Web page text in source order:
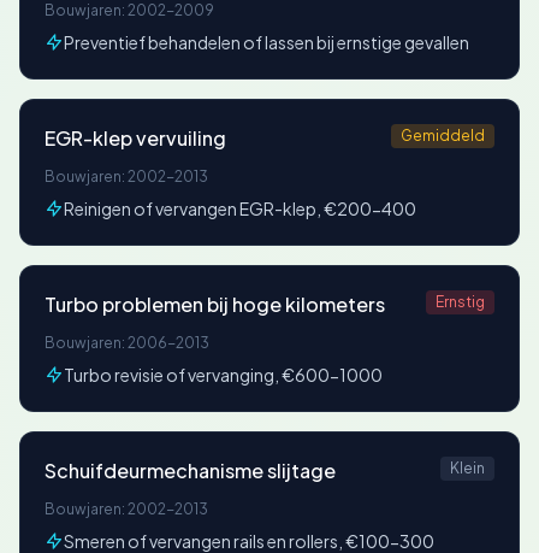
Bouwjaren: 2002-2009
Preventief behandelen of lassen bij ernstige gevallen
EGR-klep vervuiling Gemiddeld
Bouwjaren: 2002-2013
Reinigen of vervangen EGR-klep, €200-400
Turbo problemen bij hoge kilometers Ernstig
Bouwjaren: 2006-2013
Turbo revisie of vervanging, €600-1000
Schuifdeurmechanisme slijtage Klein
Bouwjaren: 2002-2013
Smeren of vervangen rails en rollers, €100-300